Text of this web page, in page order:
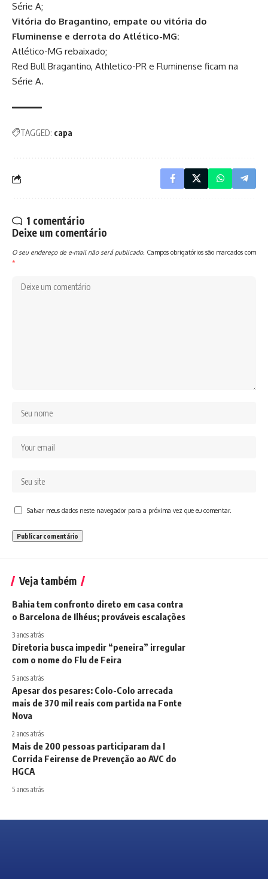
Série A;
Vitória do Bragantino, empate ou vitória do
Fluminense e derrota do Atlético-MG:
Atlético-MG rebaixado;
Red Bull Bragantino, Athletico-PR e Fluminense ficam na
Série A.
TAGGED: capa
1 comentário
Deixe um comentário
O seu endereço de e-mail não será publicado. Campos obrigatórios são marcados com
*
Salvar meus dados neste navegador para a próxima vez que eu comentar.
Veja também
Bahia tem confronto direto em casa contra
o Barcelona de Ilhéus; prováveis escalações
3 anos atrás
Diretoria busca impedir “peneira” irregular
com o nome do Flu de Feira
5 anos atrás
Apesar dos pesares: Colo-Colo arrecada
mais de 370 mil reais com partida na Fonte
Nova
2 anos atrás
Mais de 200 pessoas participaram da I
Corrida Feirense de Prevenção ao AVC do
HGCA
5 anos atrás